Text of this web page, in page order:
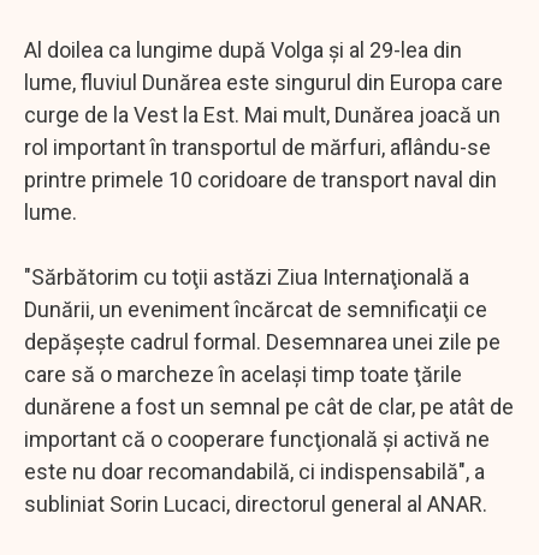
Al doilea ca lungime după Volga şi al 29-lea din
lume, fluviul Dunărea este singurul din Europa care
curge de la Vest la Est. Mai mult, Dunărea joacă un
rol important în transportul de mărfuri, aflându-se
printre primele 10 coridoare de transport naval din
lume.
"Sărbătorim cu toţii astăzi Ziua Internaţională a
Dunării, un eveniment încărcat de semnificaţii ce
depăşeşte cadrul formal. Desemnarea unei zile pe
care să o marcheze în acelaşi timp toate ţările
dunărene a fost un semnal pe cât de clar, pe atât de
important că o cooperare funcţională şi activă ne
este nu doar recomandabilă, ci indispensabilă", a
subliniat Sorin Lucaci, directorul general al ANAR.